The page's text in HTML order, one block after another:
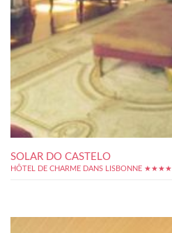
SOLAR DO CASTELO
HÔTEL DE CHARME DANS LISBONNE ★★★★